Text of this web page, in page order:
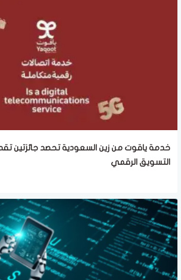
خدمة ياقوت من زين السعودية تحصد جائزتين
التسويق الرقمي